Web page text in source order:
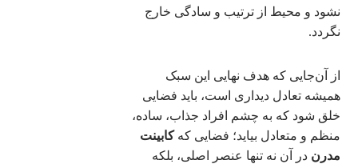
نشود و محیط از ترتیب و سادگی خارج
نگردد.
از آن‌جایی که هدف نهایی این سبک
همیشه تعادل دیداری است، باید فضایی
خلق شود که به چشم افراد جذاب، ساده،
منظم و متعادل بیاید؛ فضایی کهکابینت
مدرن در آن نه تنها عنصر اصلی، بلکه